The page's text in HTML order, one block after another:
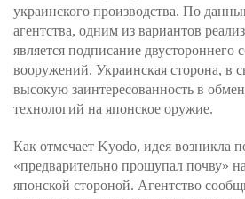
украинского производства. По
агентства, одним из вариантов
является подписание двустороннего
вооружений. Украинская сторона, в
высокую заинтересованность в
технологий на японское оружие.
Как отмечает Kyodo, идея возникла
«предварительно прощупал почву»
японской стороной. Агентство